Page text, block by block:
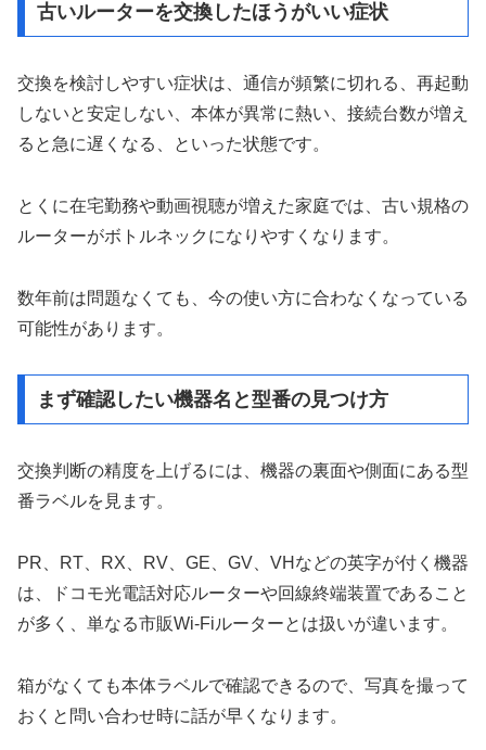
古いルーターを交換したほうがいい症状
交換を検討しやすい症状は、通信が頻繁に切れる、再起動
しないと安定しない、本体が異常に熱い、接続台数が増え
ると急に遅くなる、といった状態です。
とくに在宅勤務や動画視聴が増えた家庭では、古い規格の
ルーターがボトルネックになりやすくなります。
数年前は問題なくても、今の使い方に合わなくなっている
可能性があります。
まず確認したい機器名と型番の見つけ方
交換判断の精度を上げるには、機器の裏面や側面にある型
番ラベルを見ます。
PR、RT、RX、RV、GE、GV、VHなどの英字が付く機器
は、ドコモ光電話対応ルーターや回線終端装置であること
が多く、単なる市販Wi-Fiルーターとは扱いが違います。
箱がなくても本体ラベルで確認できるので、写真を撮って
おくと問い合わせ時に話が早くなります。